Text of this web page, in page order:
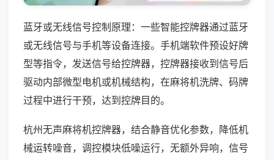
蓝牙或无线信号控制原理：一些智能控牌器通过蓝牙
或无线信号与手机等设备连接。手机端软件预设好牌
型等指令，发送信号给控牌器，控牌器接收到信号后
驱动内部微型电机或机械结构，在麻将机洗牌、码牌
过程中进行干预，达到控牌目的。
杭州无声麻将机控牌器，结合静音优化参数，降低机
械运转噪音，调控模块低噪运行，无额外异响，信号